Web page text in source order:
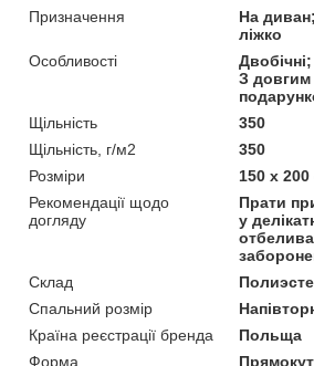
Призначення
На
ліжко
Особливості
З
Щільність
350
Щільність, г/м2
350
Розміри
150 x
Рекомендації щодо
догляду
Прати
у
Склад
Спальний розмір
Країна реєстрації бренда
Польща
Форма